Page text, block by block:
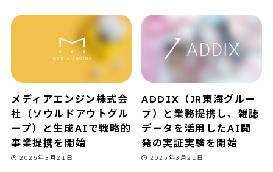
メディアエンジン株式会
社（ソウルドアウトグル
ープ）と生成AIで戦略的
事業提携を開始
2025年3月21日
ADDIX（JR東海グルー
プ）と業務提携し、雑誌
データを活用したAI開
発の実証実験を開始
2025年3月21日